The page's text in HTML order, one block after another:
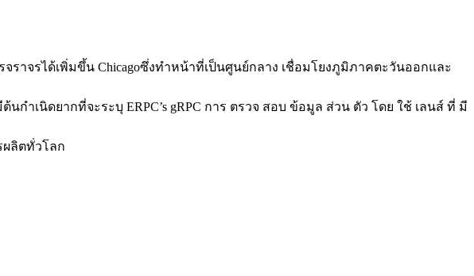
จราจรได้เพิ่มขึ้น Chicagoซึ่งทําหน้าที่เป็นศูนย์กลาง เชื่อมโยงภูมิภาคตะวันออกและ
าเนิดยากที่จะระบุ ERPC’s gRPC การ ตรวจ สอบ ข้อมูล ส่วน ตัว โดย ใช้ เลนส์ ที่ มี
ลิตทั่วโลก